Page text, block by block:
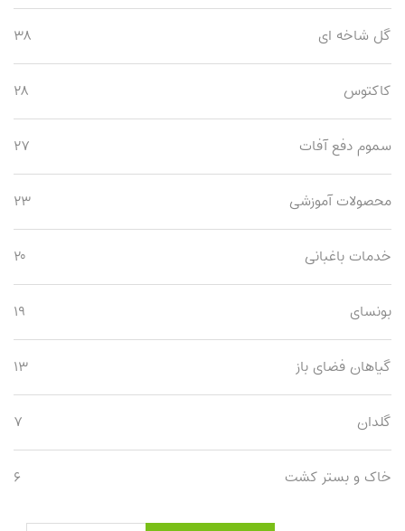
گل شاخه ای ۳۸
کاکتوس ۲۸
سموم دفع آفات ۲۷
محصولات آموزشی ۲۳
خدمات باغبانی ۲۰
بونسای ۱۹
گیاهان فضای باز ۱۳
گلدان ۷
خاک و بستر کشت ۶